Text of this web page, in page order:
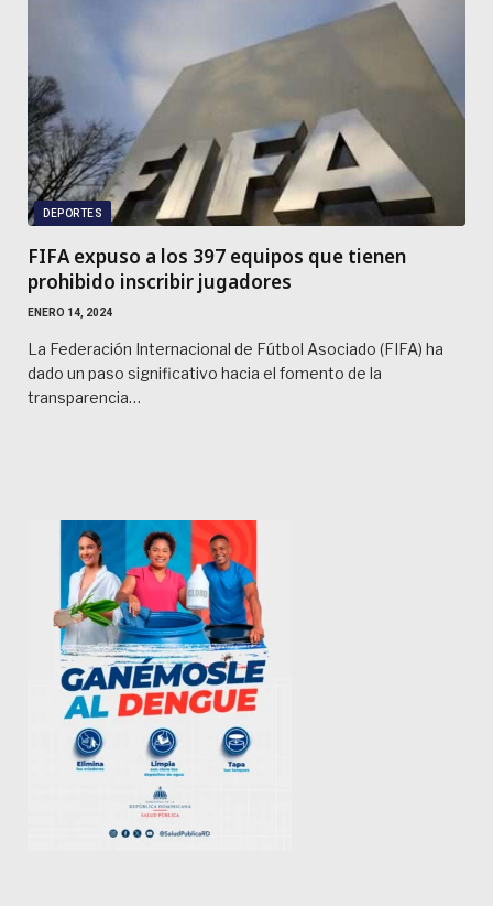
DEPORTES
FIFA expuso a los 397 equipos que tienen
prohibido inscribir jugadores
ENERO 14, 2024
La Federación Internacional de Fútbol Asociado (FIFA) ha
dado un paso significativo hacia el fomento de la
transparencia…